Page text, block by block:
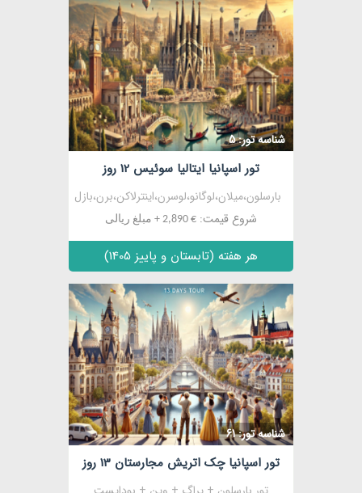
مشاهده
شناسه تور: 5
تور اسپانیا ایتالیا سوئیس 12 روز
بارسلون،میلان،لوگانو،لوسرن،اینترلاکن،برن،بازل
شروع قیمت: € 2,890 + مبلغ ریالی
هر هفته (تابستان و پاییز 1405)
مشاهده
شناسه تور: 61
تور اسپانیا چک اتریش مجارستان 13 روز